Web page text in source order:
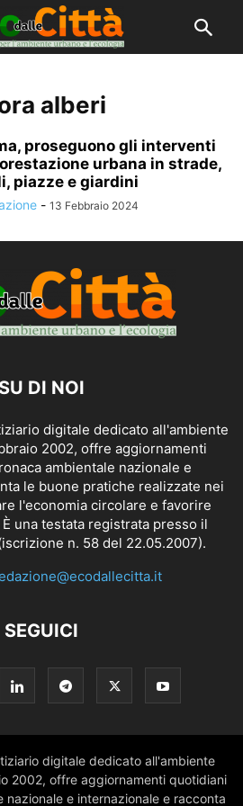
alberi
proseguono gli interventi
urbana in strade,
piazze e giardini
- 13 Febbraio 2024
SU DI NOI
digitale dedicato all'ambiente
2002, offre aggiornamenti
ambientale nazionale e
le buone pratiche realizzate nei
l'economia circolare e favorire
una testata registrata presso il
n. 58 del 22.05.2007).
SEGUICI
digitale dedicato all'ambiente
2002, offre aggiornamenti quotidiani
nazionale e internazionale e racconta